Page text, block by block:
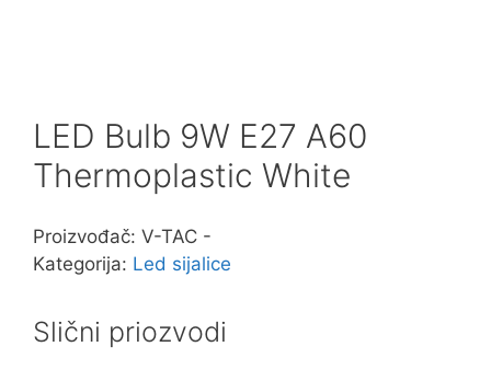
LED Bulb 9W E27 A60
Thermoplastic White
Proizvođač: V-TAC -
Kategorija: Led sijalice
Slični priozvodi